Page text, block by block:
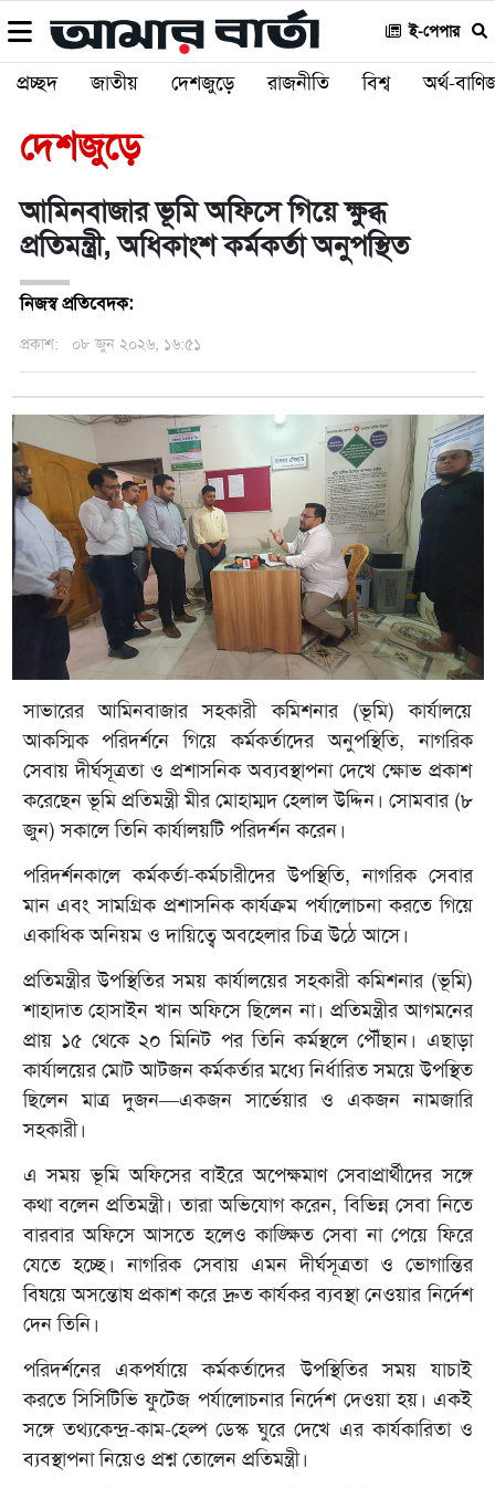
ই-পেপার
প্রচ্ছদ জাতীয় দেশজুড়ে রাজনীতি বিশ্ব অর্থ-
দেশজুড়ে
আমিনবাজার ভূমি অফিসে গিয়ে ক্ষুব্ধ
প্রতিমন্ত্রী, অধিকাংশ কর্মকর্তা অনুপস্থিত
নিজস্ব প্রতিবেদক:
প্রকাশ: ০৮ জুন ২০২৬, ১৬:৫১
সাভারের আমিনবাজার সহকারী কমিশনার (ভূমি) কার্যালয়ে
আকস্মিক পরিদর্শনে গিয়ে কর্মকর্তাদের অনুপস্থিতি, নাগরিক
সেবায় দীর্ঘসূত্রতা ও প্রশাসনিক অব্যবস্থাপনা দেখে ক্ষোভ প্রকাশ
করেছেন ভূমি প্রতিমন্ত্রী মীর মোহাম্মদ হেলাল উদ্দিন। সোমবার (৮
জুন) সকালে তিনি কার্যালয়টি পরিদর্শন করেন।
পরিদর্শনকালে কর্মকর্তা-কর্মচারীদের উপস্থিতি, নাগরিক সেবার
মান এবং সামগ্রিক প্রশাসনিক কার্যক্রম পর্যালোচনা করতে গিয়ে
একাধিক অনিয়ম ও দায়িত্বে অবহেলার চিত্র উঠে আসে।
প্রতিমন্ত্রীর উপস্থিতির সময় কার্যালয়ের সহকারী কমিশনার (ভূমি)
শাহাদাত হোসাইন খান অফিসে ছিলেন না। প্রতিমন্ত্রীর আগমনের
প্রায় ১৫ থেকে ২০ মিনিট পর তিনি কর্মস্থলে পৌঁছান। এছাড়া
কার্যালয়ের মোট আটজন কর্মকর্তার মধ্যে নির্ধারিত সময়ে উপস্থিত
ছিলেন মাত্র দুজন—একজন সার্ভেয়ার ও একজন নামজারি
সহকারী।
এ সময় ভূমি অফিসের বাইরে অপেক্ষমাণ সেবাপ্রার্থীদের সঙ্গে
কথা বলেন প্রতিমন্ত্রী। তারা অভিযোগ করেন, বিভিন্ন সেবা নিতে
বারবার অফিসে আসতে হলেও কাঙ্ক্ষিত সেবা না পেয়ে ফিরে
যেতে হচ্ছে। নাগরিক সেবায় এমন দীর্ঘসূত্রতা ও ভোগান্তির
বিষয়ে অসন্তোষ প্রকাশ করে দ্রুত কার্যকর ব্যবস্থা নেওয়ার নির্দেশ
দেন তিনি।
পরিদর্শনের একপর্যায়ে কর্মকর্তাদের উপস্থিতির সময় যাচাই
করতে সিসিটিভি ফুটেজ পর্যালোচনার নির্দেশ দেওয়া হয়। একই
সঙ্গে তথ্যকেন্দ্র-কাম-হেল্প ডেস্ক ঘুরে দেখে এর কার্যকারিতা ও
ব্যবস্থাপনা নিয়েও প্রশ্ন তোলেন প্রতিমন্ত্রী।